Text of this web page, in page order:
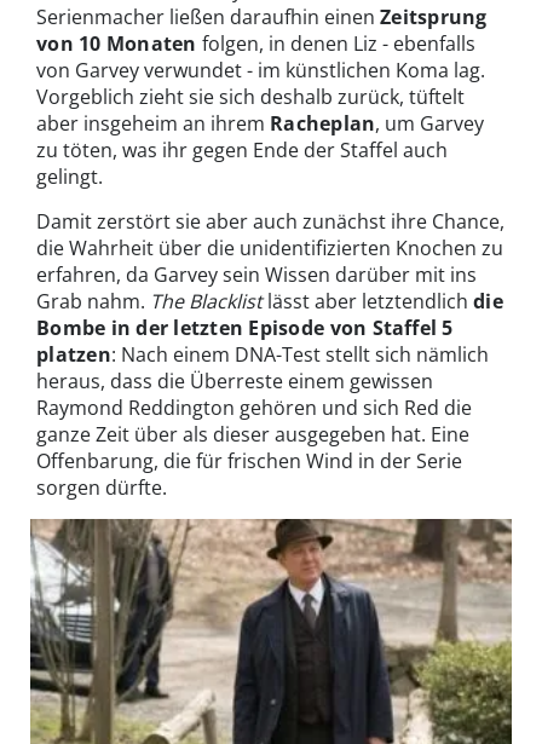
Serienmacher ließen daraufhin einen Zeitsprung
von 10 Monaten folgen, in denen Liz - ebenfalls
von Garvey verwundet - im künstlichen Koma lag.
Vorgeblich zieht sie sich deshalb zurück, tüftelt
aber insgeheim an ihrem Racheplan, um Garvey
zu töten, was ihr gegen Ende der Staffel auch
gelingt.
Damit zerstört sie aber auch zunächst ihre Chance,
die Wahrheit über die unidentifizierten Knochen zu
erfahren, da Garvey sein Wissen darüber mit ins
Grab nahm. The Blacklistlässt aber letztendlich die
Bombe in der letzten Episode von Staffel 5
platzen: Nach einem DNA-Test stellt sich nämlich
heraus, dass die Überreste einem gewissen
Raymond Reddington gehören und sich Red die
ganze Zeit über als dieser ausgegeben hat. Eine
Offenbarung, die für frischen Wind in der Serie
sorgen dürfte.